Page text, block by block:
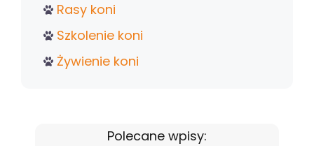
Rasy koni
Szkolenie koni
Żywienie koni
Polecane wpisy: